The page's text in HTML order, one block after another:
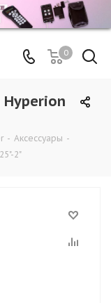
0
- Аксессуары -
2"